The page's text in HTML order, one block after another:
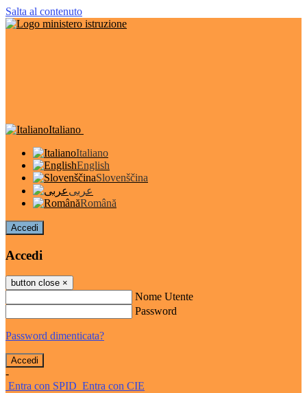
Salta al contenuto
Italiano
Italiano
English
Slovenščina
عربى
Română
Accedi
Accedi
button close ×
Nome Utente
Password
Password dimenticata?
-
Entra con SPID Entra con CIE